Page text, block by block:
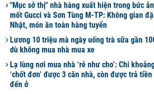
"Mục sở thị" nhà hàng xuất hiện trong bức
mốt Gucci và Sơn Tùng M-TP: Không gian
Nhật, món ăn toàn hàng tuyển
Lương 10 triệu mà ngày uống trà sữa gần
dù không mua nhà mua xe
Lạ lùng nơi mua nhà ‘rẻ như cho’: Chi
‘chốt đơn’ được 3 căn nhà, còn được trả
đến ở